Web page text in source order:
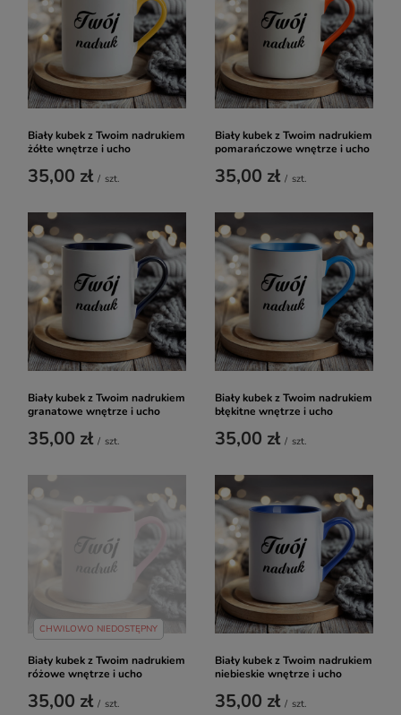
Biały kubek z Twoim nadrukiem
żółte wnętrze i ucho
35,00 zł / szt.
Biały kubek z Twoim nadrukiem
pomarańczowe wnętrze i ucho
35,00 zł / szt.
Biały kubek z Twoim nadrukiem
granatowe wnętrze i ucho
35,00 zł / szt.
Biały kubek z Twoim nadrukiem
błękitne wnętrze i ucho
35,00 zł / szt.
CHWILOWO NIEDOSTĘPNY
Biały kubek z Twoim nadrukiem
różowe wnętrze i ucho
35,00 zł / szt.
Biały kubek z Twoim nadrukiem
niebieskie wnętrze i ucho
35,00 zł / szt.